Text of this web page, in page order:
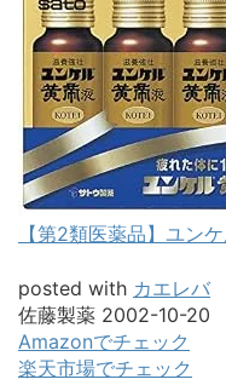
【第2類医薬品】ユン
posted with カエレバ
佐藤製薬 2002-10-20
Amazonでチェック
楽天市場でチェック